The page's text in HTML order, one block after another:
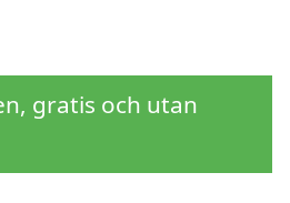
gratis och utan